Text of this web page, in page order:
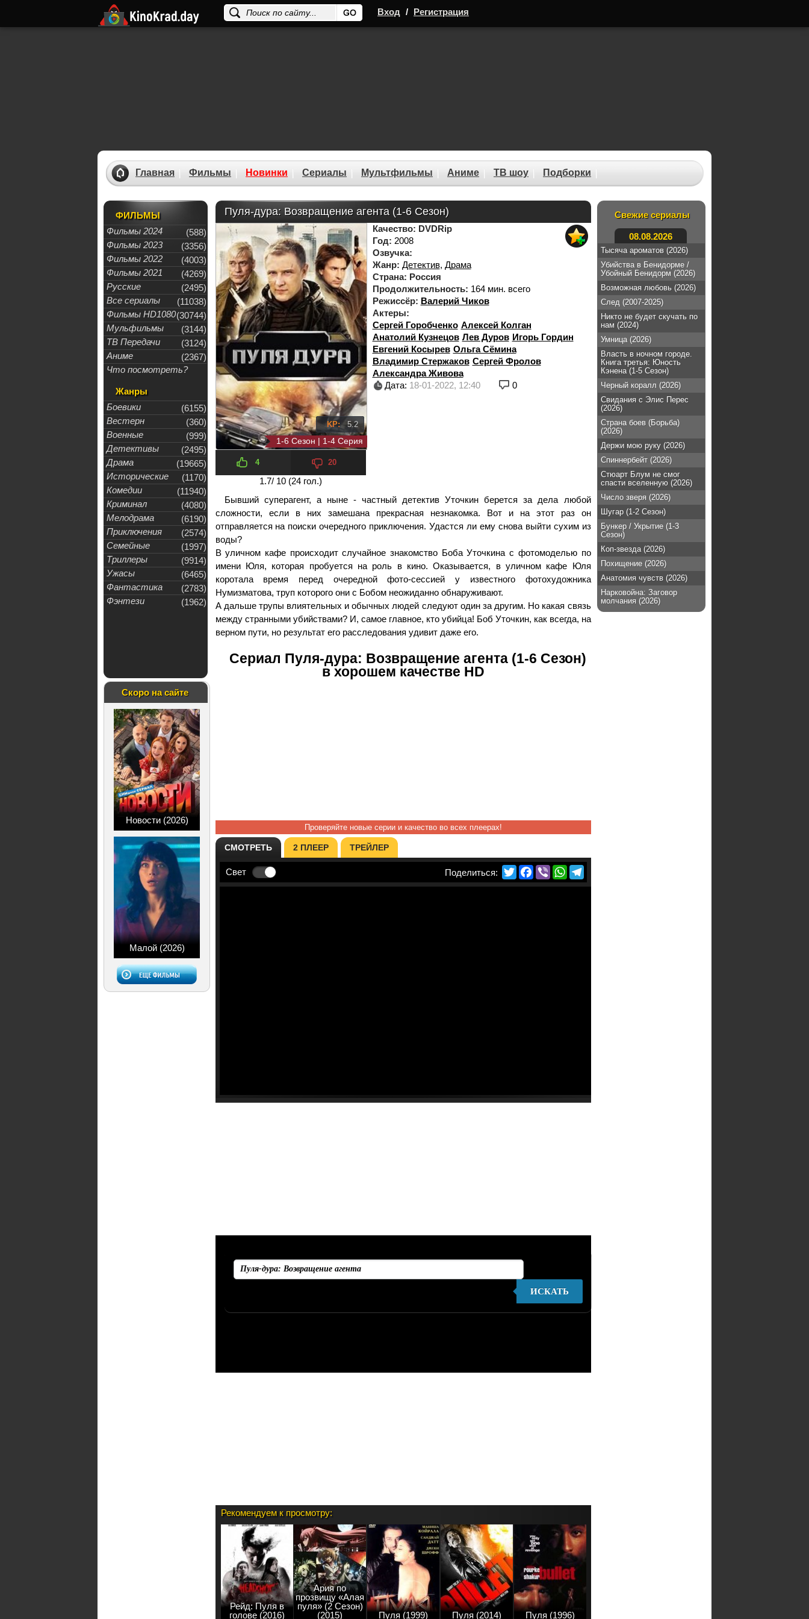
Вход / Регистрация
Главная Фильмы Новинки Сериалы Мультфильмы Аниме ТВ шоу Подборки
ФИЛЬМЫ
Фильмы 2024
(588)
Фильмы 2023
(3356)
Фильмы 2022
(4003)
Фильмы 2021
(4269)
Русские
(2495)
Все сериалы
(11038)
Фильмы HD1080(30744)
Мульфильмы
(3144)
ТВ Передачи
(3124)
Аниме
(2367)
Что посмотреть?
Жанры
Боевики
(6155)
Вестерн
(360)
Военные
(999)
Детективы
(2495)
Драма
(19665)
Исторические
(1170)
Комедии
(11940)
Криминал
(4080)
Мелодрама
(6190)
Приключения
(2574)
Семейные
(1997)
Триллеры
(9914)
Ужасы
(6465)
Фантастика
(2783)
Фэнтези
(1962)
Скоро на сайте
Новости (2026)
Малой (2026)
Свежие сериалы
08.08.2026
Тысяча ароматов (2026)
Убийства в Бенидорме /
Убойный Бенидорм (2026)
Возможная любовь (2026)
След (2007-2025)
Никто не будет скучать по
нам (2024)
Умница (2026)
Власть в ночном городе.
Книга третья: Юность
Кэнена (1-5 Сезон)
Черный коралл (2026)
Свидания с Элис Перес
(2026)
Страна боев (Борьба)
(2026)
Держи мою руку (2026)
Спиннербейт (2026)
Стюарт Блум не смог
спасти вселенную (2026)
Число зверя (2026)
Шугар (1-2 Сезон)
Бункер / Укрытие (1-3
Сезон)
Коп-звезда (2026)
Похищение (2026)
Анатомия чувств (2026)
Нарковойна: Заговор
молчания (2026)
Пуля-дура: Возвращение агента (1-6 Сезон)
6 сезон 4 серия
1-6 Сезон | 1-4 Серия
KP: 5.2
4 20
1.7/ 10 (24гол.)
Качество: DVDRip
Год: 2008
Озвучка:
Жанр: Детектив, Драма
Страна: Россия
Продолжительность: 164 мин. всего
Режиссёр: Валерий Чиков
Актеры:
Сергей Горобченко Алексей Колган
Анатолий Кузнецов Лев Дуров Игорь Гордин
Евгений Косырев Ольга Сёмина
Владимир Стержаков Сергей Фролов
Александра Живова
Дата: 18-01-2022, 12:40 0
Бывший суперагент, а ныне - частный детектив Уточкин берется за дела любой
сложности, если в них замешана прекрасная незнакомка. Вот и на этот раз он
отправляется на поиски очередного приключения. Удастся ли ему снова выйти сухим из
воды?
В уличном кафе происходит случайное знакомство Боба Уточкина с фотомоделью по
имени Юля, которая пробуется на роль в кино. Оказывается, в уличном кафе Юля
коротала время перед очередной фото-сессией у известного фотохудожника
Нумизматова, труп которого они с Бобом неожиданно обнаруживают.
А дальше трупы влиятельных и обычных людей следуют один за другим. Но какая связь
между странными убийствами? И, самое главное, кто убийца! Боб Уточкин, как всегда, на
верном пути, но результат его расследования удивит даже его.
Сериал Пуля-дура: Возвращение агента (1-6 Сезон)
в хорошем качестве HD
Проверяйте новые серии и качество во всех плеерах!
СМОТРЕТЬ 2 ПЛЕЕР ТРЕЙЛЕР
Свет TwitterFacebook
ViberWhatsApp
Telegram
ИСКАТЬ
Рекомендуем к просмотру:
Рейд: Пуля в
голове (2016)
Ария по
прозвищу «Алая
пуля» (2 Сезон)
(2015)
Пуля (1999) Пуля (2014) Пуля (1996)